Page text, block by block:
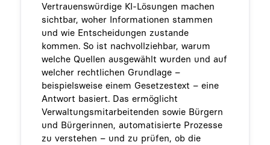
Vertrauenswürdige KI-Lösungen machen
sichtbar, woher Informationen stammen
und wie Entscheidungen zustande
kommen. So ist nachvollziehbar, warum
welche Quellen ausgewählt wurden und auf
welcher rechtlichen Grundlage –
beispielsweise einem Gesetzestext – eine
Antwort basiert. Das ermöglicht
Verwaltungsmitarbeitenden sowie Bürgern
und Bürgerinnen, automatisierte Prozesse
zu verstehen – und zu prüfen, ob die